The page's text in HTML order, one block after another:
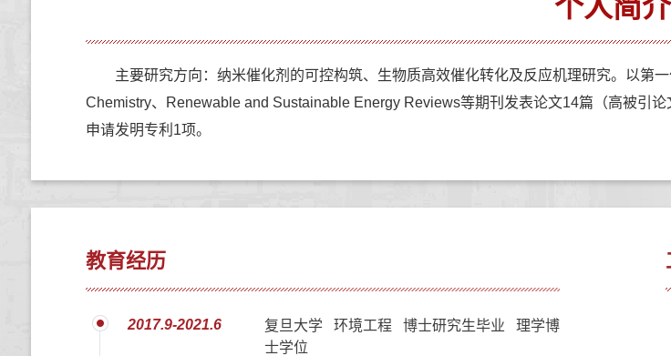
个人简介
主要研究方向： 纳米催化剂的可控构筑、 生物质高效催化转化及反应机理研究。以第
Chemistry、Renewable and Sustainable Energy Reviews等期刊发表论文14篇（高被引论
申请发明专利1项。
教育经历
2017.9-2021.6
复旦大学 环境工程 博士研究生毕业 理学博
士学位